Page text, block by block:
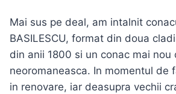
Mai sus pe deal, am intalnit
BASILESCU, format din doua
din anii 1800 si un conac mai nou
neoromaneasca. In momentul de
in renovare, iar deasupra vechii